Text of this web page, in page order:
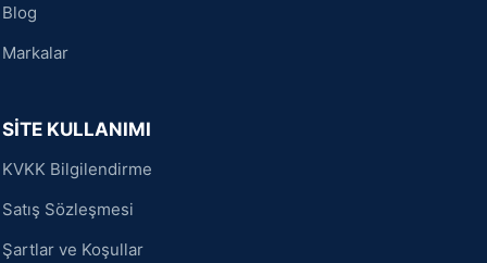
Blog
Markalar
SİTE KULLANIMI
KVKK Bilgilendirme
Satış Sözleşmesi
Şartlar ve Koşullar